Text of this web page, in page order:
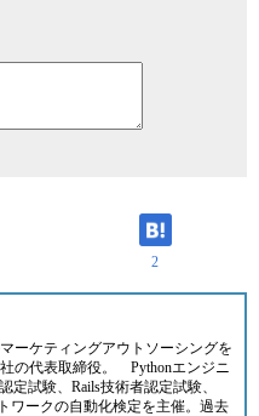
2
ーケティングアウトソーシングを
の代表取締役。
Pythonエンジニ
定試験、Rails技術者認定試験、
ワークの自動化検定を主催。過去